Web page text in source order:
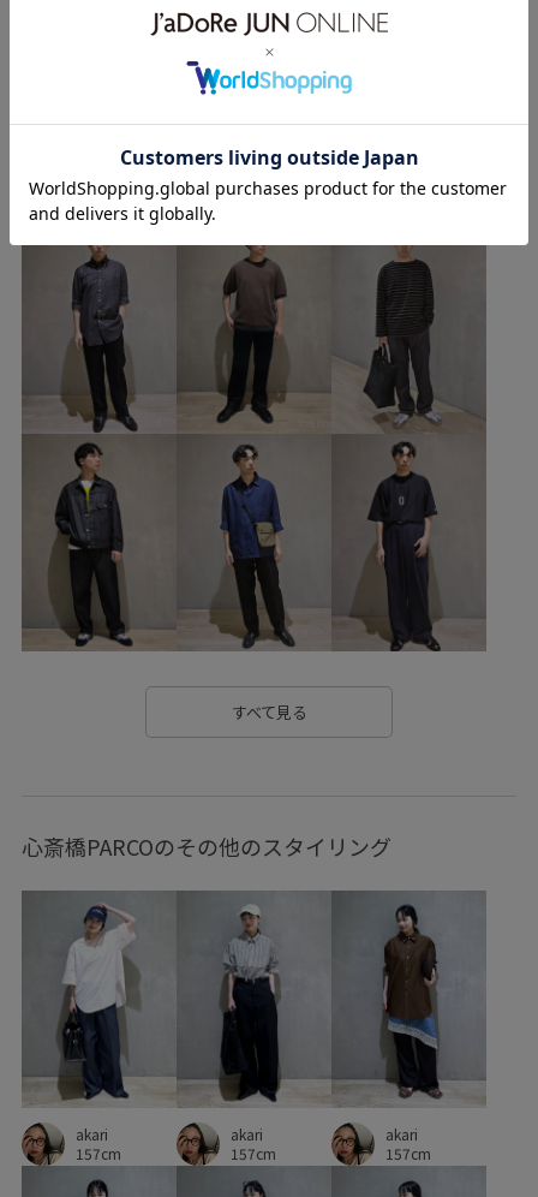
アダムエロペ心斎橋パルコ 4F
＿＿＿＿＿＿＿＿＿＿＿＿＿＿＿＿＿＿＿＿＿＿＿＿
シューズ スニーカー
GMM06050 26SS20
summerlook_frenchlinen アイコニック
カバーオール カーディガン
シャツ ショートパンツ シンプル
スエード スポーツ スポーツウェア
ドレス ナチュラル モノトーン リラックス感
上品 別注アイテム 手織り 現代的なスタイル
高級感
もっと見る
YUDAIのその他のスタイリング
すべて見る
心斎橋PARCOのその他のスタイリング
akari
157cm
akari
157cm
akari
157cm